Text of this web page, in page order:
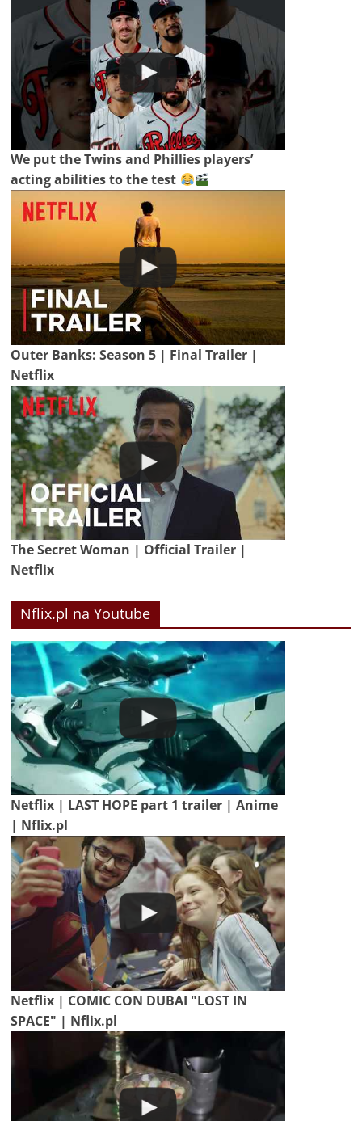
We put the Twins and Phillies players’
acting abilities to the test
Outer Banks: Season 5 | Final Trailer |
Netflix
The Secret Woman | Official Trailer |
Netflix
Nflix.pl na Youtube
Netflix | LAST HOPE part 1 trailer | Anime
| Nflix.pl
Netflix | COMIC CON DUBAI "LOST IN
SPACE" | Nflix.pl